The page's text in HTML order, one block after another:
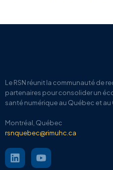
Le RSN réunit la communauté de
partenaires pourconsolider un
santé numérique au Québec et au
Montréal, Québec
rsnquebec@rimuhc.ca